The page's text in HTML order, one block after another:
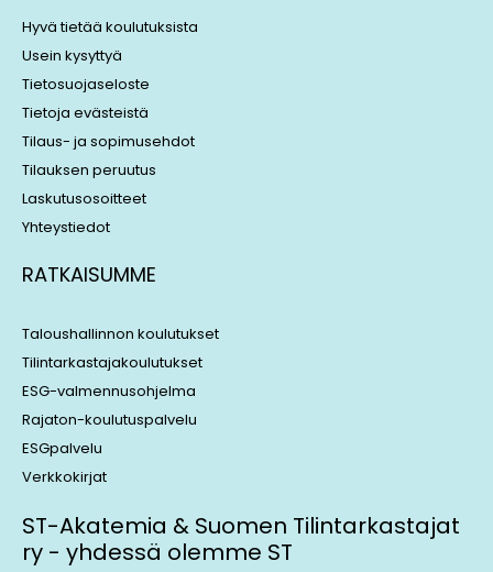
i
n
s
Hyvä tietää koulutuksista
Usein kysyttyä
Tietosuojaseloste
Tietoja evästeistä
Tilaus- ja sopimusehdot
Tilauksen peruutus
Laskutusosoitteet
Yhteystiedot
RATKAISUMME
Taloushallinnon koulutukset
Tilintarkastajakoulutukset
ESG-valmennusohjelma
Rajaton-koulutuspalvelu
ESGpalvelu
Verkkokirjat
ST-Akatemia & Suomen Tilintarkastajat
ry - yhdessä olemme ST